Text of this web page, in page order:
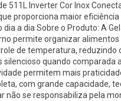
511L Inverter Cor Inox
proporciona maior
a dia Sobre o Produto: A
permite organizar alimentos
de temperatura, reduzindo
quando comparada
permitem mais
com grande capacidade,
não se responsabiliza pela